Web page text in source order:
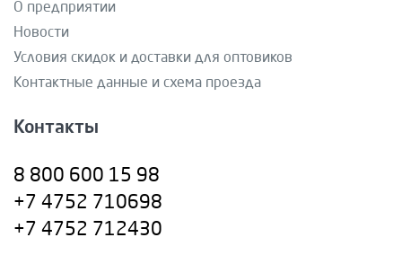
О предприятии
Новости
Условия скидок и доставки для оптовиков
Контактные данные и схема проезда
Контакты
8 800 600 15 98
+7 4752 710698
+7 4752 712430